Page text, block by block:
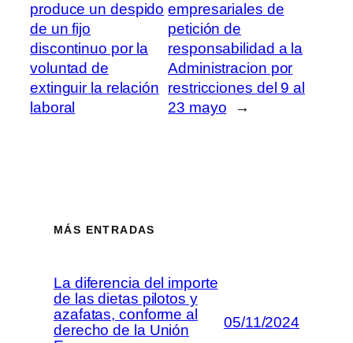
produce un despido
de un fijo
discontinuo por la
voluntad de
extinguir la relación
laboral
empresariales de
petición de
responsabilidad a la
Administracion por
restricciones del 9 al
23 mayo
→
MÁS ENTRADAS
La diferencia del importe
de las dietas pilotos y
azafatas, conforme al
derecho de la Unión
05/11/2024